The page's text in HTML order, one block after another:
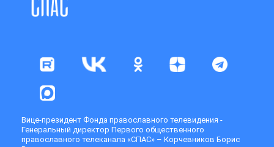
Вице-президент Фонда православного телевидения -
Генеральный директор Первого общественного
православного телеканала «СПАС» – Корчевников Борис